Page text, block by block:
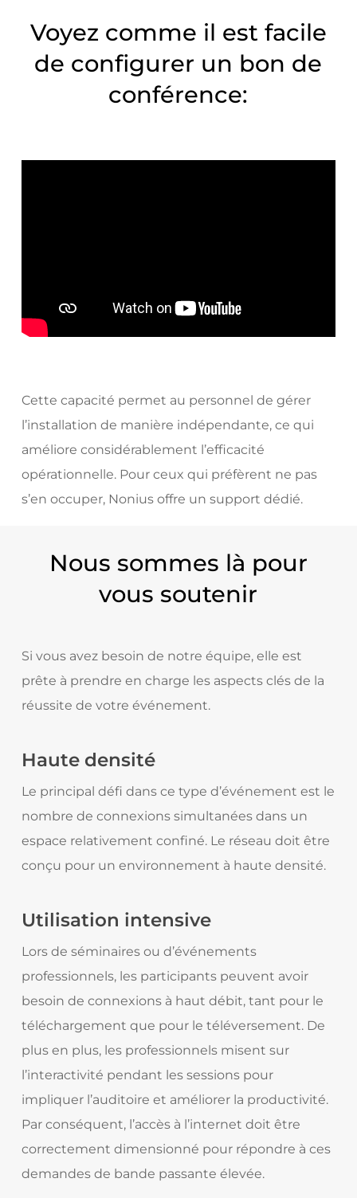
Voyez comme il est facile
de configurer un bon de
conférence:
Cette capacité permet au personnel de gérer
l’installation de manière indépendante, ce qui
améliore considérablement l’efficacité
opérationnelle. Pour ceux qui préfèrent ne pas
s’en occuper, Nonius offre un support dédié.
Nous sommes là pour
vous soutenir
Si vous avez besoin de notre équipe, elle est
prête à prendre en charge les aspects clés de la
réussite de votre événement.
Haute densité
Le principal défi dans ce type d’événement est le
nombre de connexions simultanées dans un
espace relativement confiné. Le réseau doit être
conçu pour un environnement à haute densité.
Utilisation intensive
Lors de séminaires ou d’événements
professionnels, les participants peuvent avoir
besoin de connexions à haut débit, tant pour le
téléchargement que pour le téléversement. De
plus en plus, les professionnels misent sur
l’interactivité pendant les sessions pour
impliquer l’auditoire et améliorer la productivité.
Par conséquent, l’accès à l’internet doit être
correctement dimensionné pour répondre à ces
demandes de bande passante élevée.